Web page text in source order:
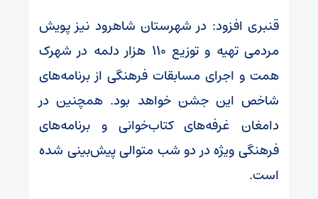
قنبری افزود: در شهرستان شاهرود نیز پویش
مردمی تهیه و توزیع ۱۱۰ هزار دلمه در شهرک
همت و اجرای مسابقات فرهنگی از برنامه‌های
شاخص این جشن خواهد بود. همچنین در
دامغان غرفه‌های کتاب‌خوانی و برنامه‌های
فرهنگی ویژه در دو شب متوالی پیش‌بینی شده
است.